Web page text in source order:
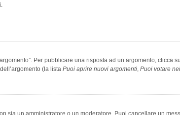
Per pubblicare una risposta ad un argomento, clicca
(la lista Puoi aprire nuovi argomenti, Puoi votare
sia un amministratore o un moderatore. Puoi cancellare un